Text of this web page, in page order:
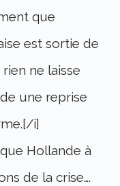
que
est sortie de
ne laisse
une reprise
i]
Hollande à
de la crise….